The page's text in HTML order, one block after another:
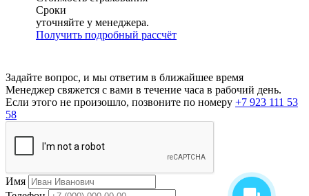
Сроки
уточняйте у менеджера.
Получить подробный рассчёт
Задайте вопрос, и мы ответим в ближайшее время
Менеджер свяжется с вами в течение часа в рабочий день.
Если этого не произошло, позвоните по номеру +7 923 111 53
58
Имя